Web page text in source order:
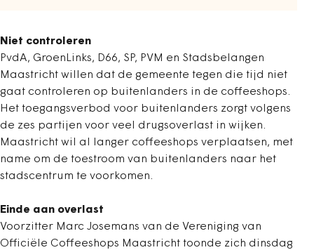
Niet controleren
PvdA, GroenLinks, D66, SP, PVM en Stadsbelangen
Maastricht willen dat de gemeente tegen die tijd niet
gaat controleren op buitenlanders in de coffeeshops.
Het toegangsverbod voor buitenlanders zorgt volgens
de zes partijen voor veel drugsoverlast in wijken.
Maastricht wil al langer coffeeshops verplaatsen, met
name om de toestroom van buitenlanders naar het
stadscentrum te voorkomen.
Einde aan overlast
Voorzitter Marc Josemans van de Vereniging van
Officiële Coffeeshops Maastricht toonde zich dinsdag